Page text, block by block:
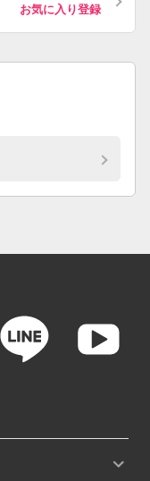
お気に入り登録